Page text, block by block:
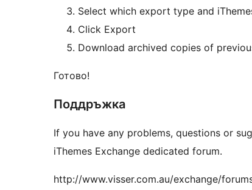
Select which export type and
Click Export
Download archived copies of
Готово!
Поддръжка
If you have any problems, questions or
iThemes Exchange dedicated forum.
http://www.visser.com.au/exchange/